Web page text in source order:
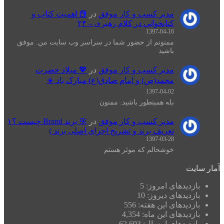
مدیر کسب و کار موفقدر 📕 اهميت كتاب و
كتابخواني در كلام رهبری – ۲۴
ممنونم از حضور شما در سراسر وب سایت من. موفق
مدیر کسب و کار موفقدر 💖 میلاد حضرت
محمد(ص) و امام صادق(ع) مبارک باد ☀️
بله همینطور باشید. ممنون
مدیر کسب و کار موفقدر
🎯 برند Brand چیست ؟ (
تعریف برند و تشریح اجزای اصلی برند )
1397-03-28
خوشحالم که موثر هستم
امروز:5
دیروز:10
این هفته: 556
این ماه:4,354